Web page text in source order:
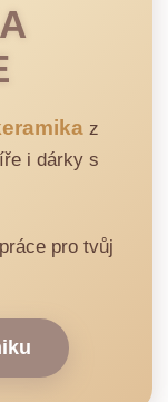
z
i dárky s
pro tvůj